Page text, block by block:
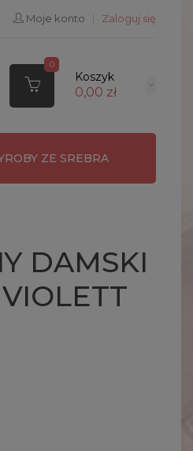
Moje konto Zaloguj się
0
Koszyk
0,00 zł
ZE SREBRA
DAMSKI